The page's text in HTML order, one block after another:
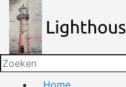
Naar
de
inhoud
springen
Home